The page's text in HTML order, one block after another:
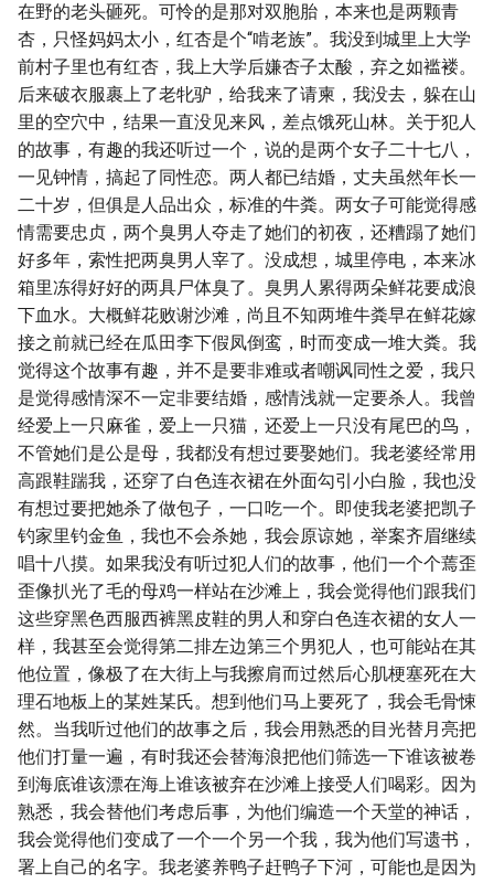
在野的老头砸死。可怜的是那对双胞胎，本来也是两颗青
杏，只怪妈妈太小，红杏是个“啃老族”。我没到城里上大学
前村子里也有红杏，我上大学后嫌杏子太酸，弃之如褴褛。
后来破衣服裹上了老牝驴，给我来了请柬，我没去，躲在山
里的空穴中，结果一直没见来风，差点饿死山林。关于犯人
的故事，有趣的我还听过一个，说的是两个女子二十七八，
一见钟情，搞起了同性恋。两人都已结婚，丈夫虽然年长一
二十岁，但俱是人品出众，标准的牛粪。两女子可能觉得感
情需要忠贞，两个臭男人夺走了她们的初夜，还糟蹋了她们
好多年，索性把两臭男人宰了。没成想，城里停电，本来冰
箱里冻得好好的两具尸体臭了。臭男人累得两朵鲜花要成浪
下血水。大概鲜花败谢沙滩，尚且不知两堆牛粪早在鲜花嫁
接之前就已经在瓜田李下假凤倒鸾，时而变成一堆大粪。我
觉得这个故事有趣，并不是要非难或者嘲讽同性之爱，我只
是觉得感情深不一定非要结婚，感情浅就一定要杀人。我曾
经爱上一只麻雀，爱上一只猫，还爱上一只没有尾巴的鸟，
不管她们是公是母，我都没有想过要娶她们。我老婆经常用
高跟鞋踹我，还穿了白色连衣裙在外面勾引小白脸，我也没
有想过要把她杀了做包子，一口吃一个。即使我老婆把凯子
钓家里钓金鱼，我也不会杀她，我会原谅她，举案齐眉继续
唱十八摸。如果我没有听过犯人们的故事，他们一个个蔫歪
歪像扒光了毛的母鸡一样站在沙滩上，我会觉得他们跟我们
这些穿黑色西服西裤黑皮鞋的男人和穿白色连衣裙的女人一
样，我甚至会觉得第二排左边第三个男犯人，也可能站在其
他位置，像极了在大街上与我擦肩而过然后心肌梗塞死在大
理石地板上的某姓某氏。想到他们马上要死了，我会毛骨悚
然。当我听过他们的故事之后，我会用熟悉的目光替月亮把
他们打量一遍，有时我还会替海浪把他们筛选一下谁该被卷
到海底谁该漂在海上谁该被弃在沙滩上接受人们喝彩。因为
熟悉，我会替他们考虑后事，为他们编造一个天堂的神话，
我会觉得他们变成了一个一个另一个我，我为他们写遗书，
署上自己的名字。我老婆养鸭子赶鸭子下河，可能也是因为